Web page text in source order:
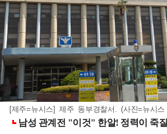
[제주=뉴시스] 제주 동부경찰서. (사진=뉴시